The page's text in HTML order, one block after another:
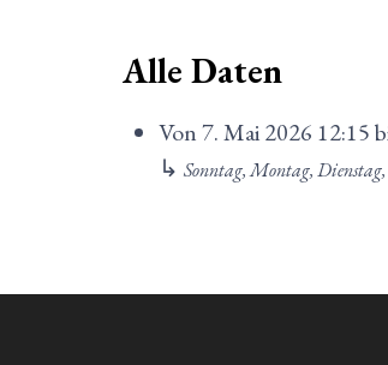
Alle Daten
Von7. Mai 2026 12:15
↳ Sonntag, Montag,